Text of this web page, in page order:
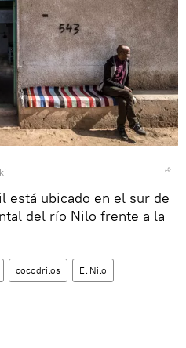
está ubicado en el sur de
del río Nilo frente a la
cocodrilos El Nilo